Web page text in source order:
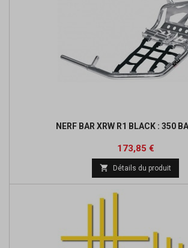
NERF BAR XRW R1 BLACK : 350
Prix
173,85 €Prix
de
base
 Détails du produit